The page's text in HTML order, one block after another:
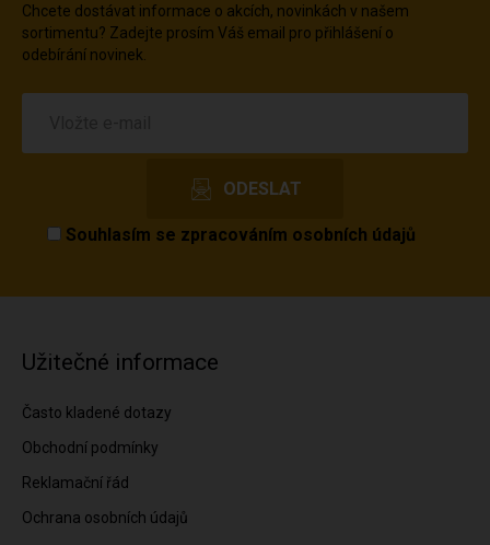
Chcete dostávat informace o akcích, novinkách v našem
sortimentu? Zadejte prosím Váš email pro přihlášení o
odebírání novinek.
Souhlasím se zpracováním osobních údajů
Užitečné informace
Často kladené dotazy
Obchodní podmínky
Reklamační řád
Ochrana osobních údajů